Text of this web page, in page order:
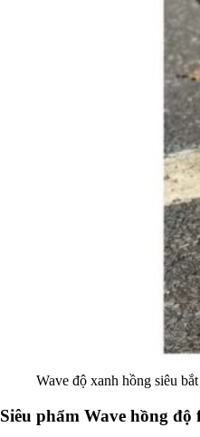
Wave độ xanh hồng siêu
Siêu phẩm Wave hồng độ